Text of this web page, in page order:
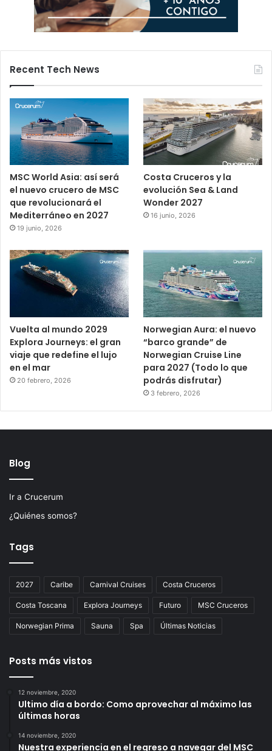
Recent Tech News
MSC World Asia: así será
el nuevo crucero de MSC
que revolucionará el
Mediterráneo en 2027
19 junio, 2026
Costa Cruceros y la
evolución Sea & Land
Wonder 2027
16 junio, 2026
Vuelta al mundo 2029
Explora Journeys: el gran
viaje que redefine el lujo
en el mar
20 febrero, 2026
Norwegian Aura: el nuevo
“barco grande” de
Norwegian Cruise Line
para 2027 (Todo lo que
podrás disfrutar)
3 febrero, 2026
Blog
Ir a Crucerum
¿Quiénes somos?
Tags
2027 Caribe Carnival Cruises Costa Cruceros
Costa Toscana Explora Journeys Futuro MSC Cruceros
Norwegian Prima Sauna Spa Últimas Noticias
Posts más vistos
12 noviembre, 2020
Ultimo día a bordo: Como aprovechar al máximo las
últimas horas
14 noviembre, 2020
Nuestra experiencia en el regreso a navegar del MSC